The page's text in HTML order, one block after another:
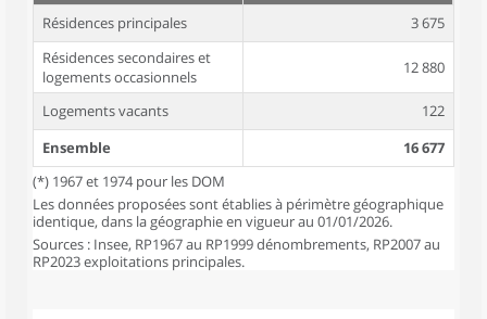
Résidences principales
3 675
Résidences secondaires et
logements occasionnels
12 880
Logements vacants
122
Ensemble
16 677
(*) 1967 et 1974 pour les DOM
Les données proposées sont établies à périmètre géographique
identique, dans la géographie en vigueur au 01/01/2026.
Sources : Insee, RP1967 au RP1999 dénombrements, RP2007 au
RP2023 exploitations principales.